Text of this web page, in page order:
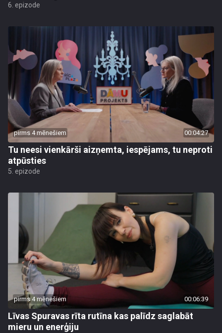
6. epizode
pirms 4 mēnešiem 00:04:27
Tu neesi vienkārši aizņemta, iespējams, tu neproti
atpūsties
5. epizode
pirms 4 mēnešiem 00:06:39
Līvas Spuravas rīta rutīna kas palīdz saglabāt
mieru un enerģiju